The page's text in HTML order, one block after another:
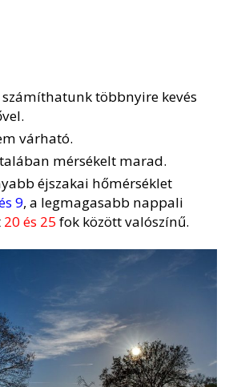
többnyire kevés
várható.
mérsékelt marad.
éjszakai hőmérséklet
9, a legmagasabb nappali
20 és 25 fok között valószínű.